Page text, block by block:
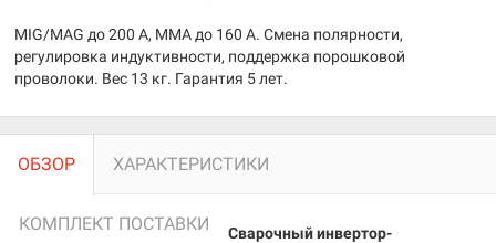
MIG/MAG до 200 А, MMA до 160 А. Смена полярности,
регулировка индуктивности, поддержка порошковой
проволоки. Вес 13 кг. Гарантия 5 лет.
ОБЗОР ХАРАКТЕРИСТИКИ
КОМПЛЕКТ ПОСТАВКИ
Сварочный инвертор-